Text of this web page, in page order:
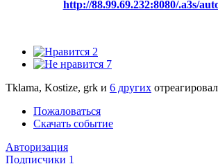
http://88.99.69.232:8080/.a3s/
2
7
Tklama, Kostize, grk и 6 других
Пожаловаться
Скачать событие
Авторизация
Подписчики 1